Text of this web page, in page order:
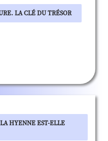
LA CLÉ DU TRÉSOR
HYENNE EST-ELLE